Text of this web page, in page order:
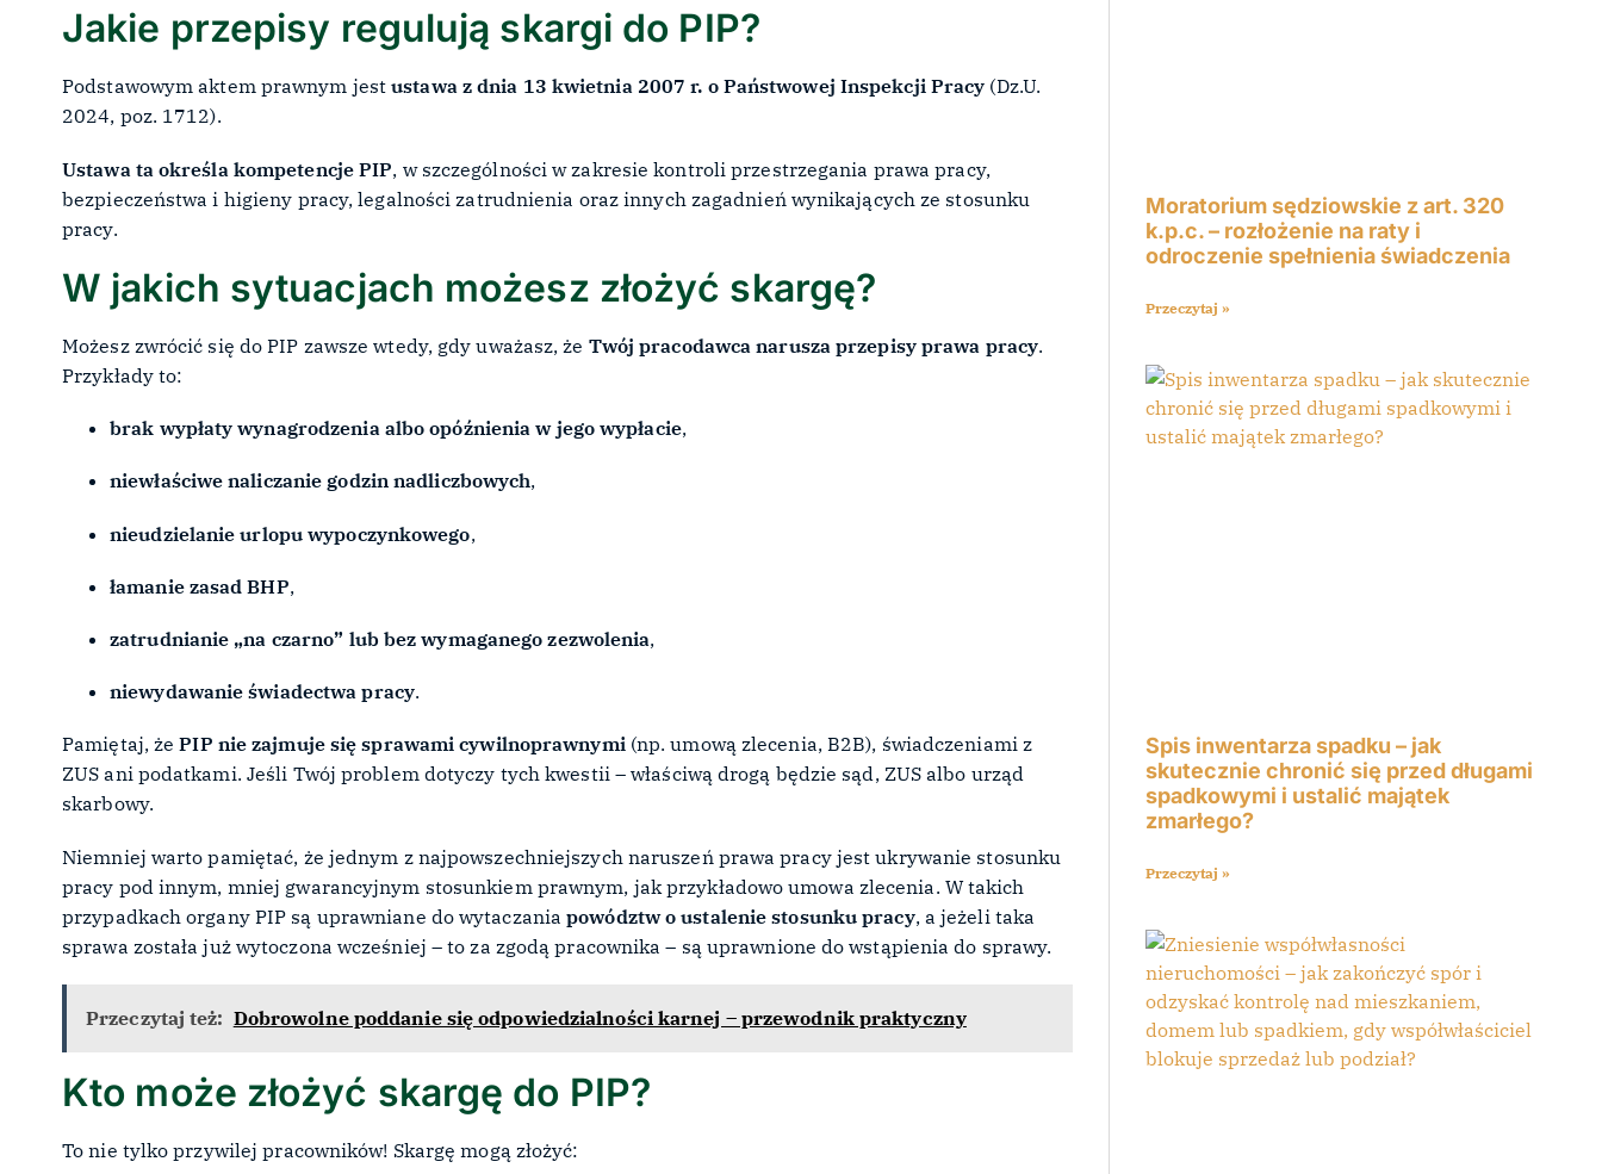
Jakie przepisy regulują skargi do PIP?
Podstawowym aktem prawnym jestustawa z dnia 13 kwietnia 2007 r. o Państwowej Inspekcji Pracy (Dz.U.
2024, poz. 1712).
Ustawa ta określa kompetencje PIP, w szczególności w zakresie kontroli przestrzegania prawa pracy,
bezpieczeństwa i higieny pracy, legalności zatrudnienia oraz innych zagadnień wynikających ze stosunku
pracy.
W jakich sytuacjach możesz złożyć skargę?
Możesz zwrócić się do PIP zawsze wtedy, gdy uważasz, że Twój pracodawca narusza przepisy prawa pracy.
Przykłady to:
brak wypłaty wynagrodzenia albo opóźnienia w jego wypłacie,
niewłaściwe naliczanie godzin nadliczbowych,
nieudzielanie urlopu wypoczynkowego,
łamanie zasad BHP,
zatrudnianie „na czarno” lub bez wymaganego zezwolenia,
niewydawanie świadectwa pracy.
Pamiętaj, żePIP nie zajmuje się sprawami cywilnoprawnymi(np. umową zlecenia, B2B), świadczeniami z
ZUS ani podatkami. Jeśli Twój problem dotyczy tych kwestii – właściwą drogą będzie sąd, ZUS albo urząd
skarbowy.
Niemniej warto pamiętać, że jednym z najpowszechniejszych naruszeń prawa pracy jest ukrywanie stosunku
pracy pod innym, mniej gwarancyjnym stosunkiem prawnym, jak przykładowo umowa zlecenia. W takich
przypadkach organy PIP są uprawniane do wytaczaniapowództw o ustalenie stosunku pracy, a jeżeli taka
sprawa została już wytoczona wcześniej – to za zgodą pracownika – są uprawnione do wstąpienia do sprawy.
Przeczytaj też: Dobrowolne poddanie się odpowiedzialności karnej – przewodnik praktyczny
Kto może złożyć skargę do PIP?
To nie tylko przywilej pracowników! Skargę mogą złożyć:
Moratorium sędziowskie z art. 320
k.p.c. – rozłożenie na raty i
odroczenie spełnienia świadczenia
Przeczytaj »
Spis inwentarza spadku – jak
skutecznie chronić się przed długami
spadkowymi i ustalić majątek
zmarłego?
Przeczytaj »